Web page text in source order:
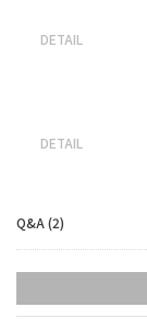
DETAIL
DETAIL
Q&A (2)